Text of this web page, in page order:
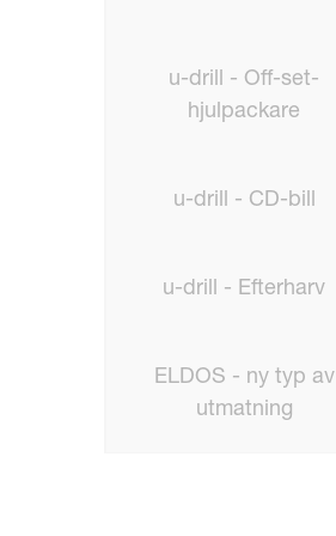
u-drill - Off-set-
hjulpackare
u-drill - CD-bill
u-drill - Efterharv
ELDOS - ny typ av
utmatning